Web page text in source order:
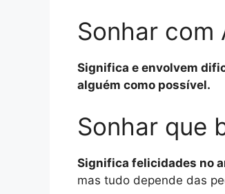
Sonhar com
Significa e envolvem
alguém como possível.
Sonhar que
Significa felicidades no
mas tudo depende das